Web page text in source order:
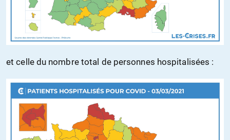
et celle du nombre total de personnes hospitalisées :